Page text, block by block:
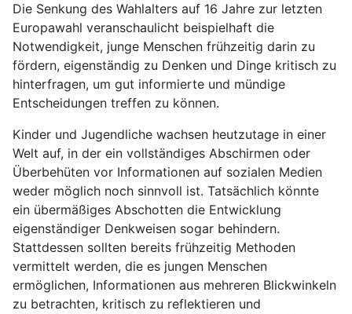
Die Senkung des Wahlalters auf 16 Jahre zur letzten
Europawahl veranschaulicht beispielhaft die
Notwendigkeit, junge Menschen frühzeitig darin zu
fördern, eigenständig zu Denken und Dinge kritisch zu
hinterfragen, um gut informierte und mündige
Entscheidungen treffen zu können.
Kinder und Jugendliche wachsen heutzutage in einer
Welt auf, in der ein vollständiges Abschirmen oder
Überbehüten vor Informationen auf sozialen Medien
weder möglich noch sinnvoll ist. Tatsächlich könnte
ein übermäßiges Abschotten die Entwicklung
eigenständiger Denkweisen sogar behindern.
Stattdessen sollten bereits frühzeitig Methoden
vermittelt werden, die es jungen Menschen
ermöglichen, Informationen aus mehreren Blickwinkeln
zu betrachten, kritisch zu reflektieren und